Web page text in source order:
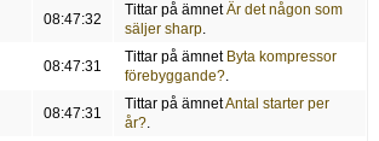
08:47:32
Tittar på ämnetÄr det någon som
säljer sharp.
08:47:31
Tittar på ämnet Byta kompressor
förebyggande?.
08:47:31
Tittar på ämnetAntal starter per
år?.